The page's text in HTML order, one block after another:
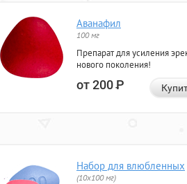
Аванафил
100 мг
Препарат для усиления
нового поколения!
от 200Р
Набор для влюбленных
(10х100 мг)